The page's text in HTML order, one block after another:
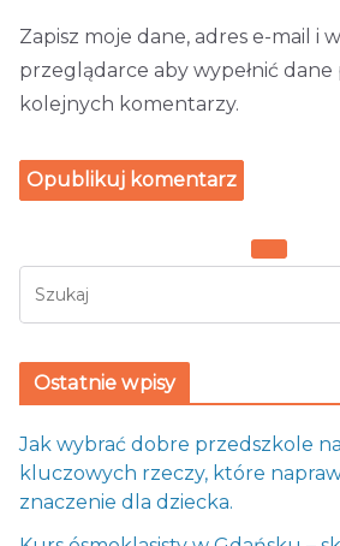
Zapisz moje dane, adres e-mail i
przeglądarce aby wypełnić dane
kolejnych komentarzy.
Ostatnie wpisy
Jak wybrać dobre przedszkole
kluczowych rzeczy, które
znaczenie dla dziecka.